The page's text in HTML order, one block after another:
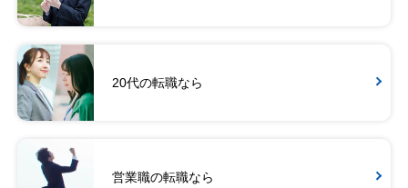
20代の転職なら
営業職の転職なら